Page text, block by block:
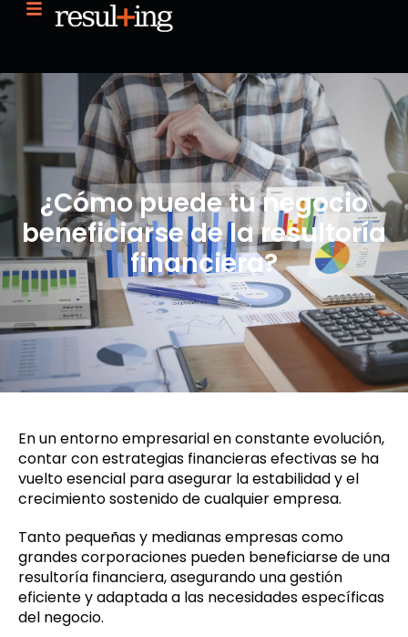
¿Cómo puede tu negocio
beneficiarse de la resultoría
financiera?
En un entorno empresarial en constante evolución,
contar con estrategias financieras efectivas se ha
vuelto esencial para asegurar la estabilidad y el
crecimiento sostenido de cualquier empresa.
Tanto pequeñas y medianas empresas como
grandes corporaciones pueden beneficiarse de una
resultoría financiera, asegurando una gestión
eficiente y adaptada a las necesidades específicas
del negocio.